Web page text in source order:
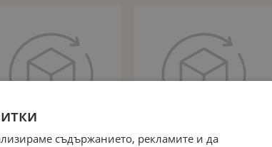
съдържанието, рекламите и да